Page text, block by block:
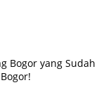
Bogor yang Sudah